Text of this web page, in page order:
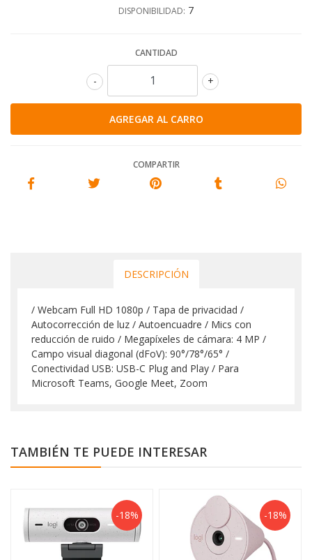
DISPONIBILIDAD: 7
CANTIDAD
+
-
COMPARTIR
DESCRIPCIÓN
/ Webcam Full HD 1080p / Tapa de privacidad /
Autocorrección de luz / Autoencuadre / Mics con
reducción de ruido / Megapíxeles de cámara: 4 MP /
Campo visual diagonal (dFoV): 90°/78°/65° /
Conectividad USB: USB-C Plug and Play / Para
Microsoft Teams, Google Meet, Zoom
TAMBIÉN TE PUEDE INTERESAR
-18% -18%